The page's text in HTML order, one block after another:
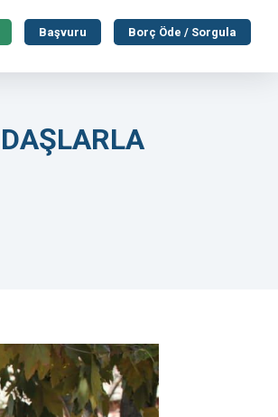
Başvuru Borç Öde / Sorgula